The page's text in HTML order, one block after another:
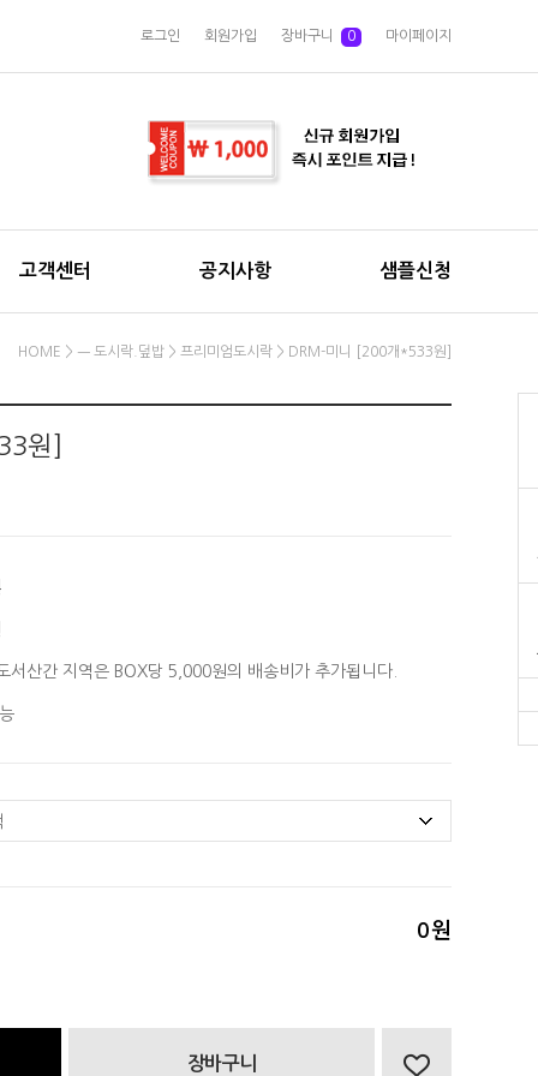
로그인 회원가입 장바구니 0 마이페이지
고객센터 공지사항 샘플신청
HOME > ㅡ 도시락.덮밥 > 프리미엄도시락 > DRM-미니 [200개*533원]
원]
서산간 지역은 BOX당 5,000원의 배송비가 추가됩니다.
0원
장바구니